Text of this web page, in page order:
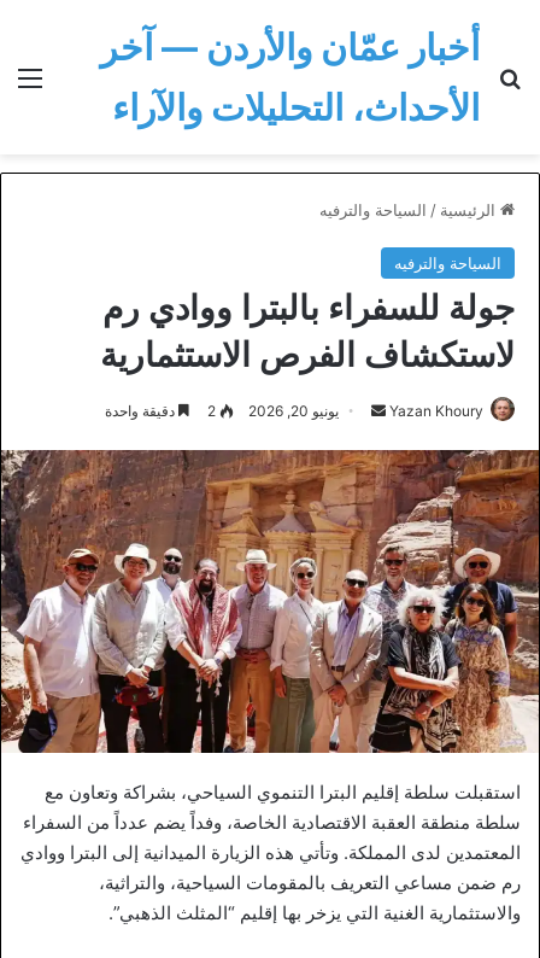
أخبار عمّان والأردن — آخر
الأحداث، التحليلات والآراء
الرئيسية / السياحة والترفيه
السياحة والترفيه
جولة للسفراء بالبترا ووادي رم
لاستكشاف الفرص الاستثمارية
Yazan Khoury
أرسل
إلكترونيا
يونيو 20, 2026 2 دقيقة واحدة
استقبلت سلطة إقليم البترا التنموي السياحي، بشراكة وتعاون مع
سلطة منطقة العقبة الاقتصادية الخاصة، وفداً يضم عدداً من السفراء
المعتمدين لدى المملكة. وتأتي هذه الزيارة الميدانية إلى البترا ووادي
رم ضمن مساعي التعريف بالمقومات السياحية، والتراثية،
والاستثمارية الغنية التي يزخر بها إقليم “المثلث الذهبي”.